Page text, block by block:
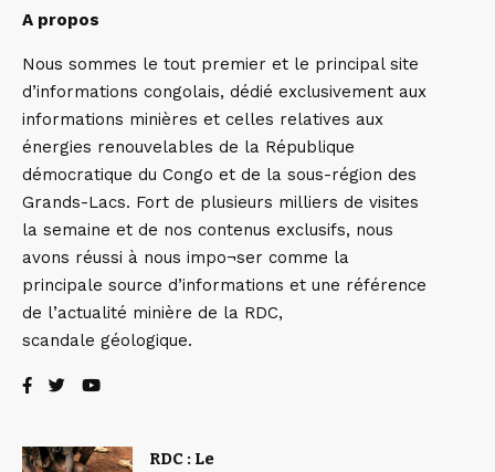
A propos
Nous sommes le tout premier et le principal site
d’informations congolais, dédié exclusivement aux
informations minières et celles relatives aux
énergies renouvelables de la République
démocratique du Congo et de la sous-région des
Grands-Lacs. Fort de plusieurs milliers de visites
la semaine et de nos contenus exclusifs, nous
avons réussi à nous impo¬ser comme la
principale source d’informations et une référence
de l’actualité minière de la RDC,
scandale géologique.
RDC : Le